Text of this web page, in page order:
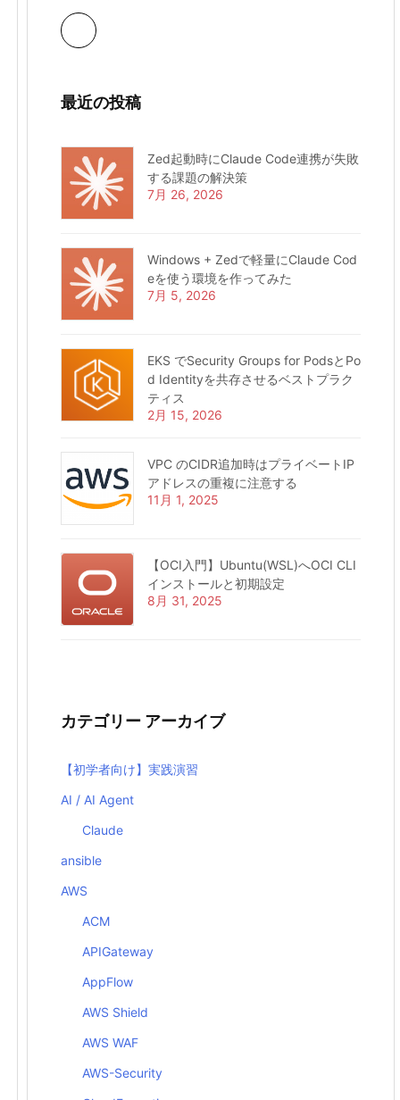
最近の投稿
Zed起動時にClaude Code連携が失敗
する課題の解決策
7月 26, 2026
Windows + Zedで軽量にClaude Cod
eを使う環境を作ってみた
7月 5, 2026
EKS でSecurity Groups for PodsとPo
d Identityを共存させるベストプラク
ティス
2月 15, 2026
VPC のCIDR追加時はプライベートIP
アドレスの重複に注意する
11月 1, 2025
【OCI入門】Ubuntu(WSL)へOCI CLI
インストールと初期設定
8月 31, 2025
カテゴリー アーカイブ
【初学者向け】実践演習
AI / AI Agent
Claude
ansible
AWS
ACM
APIGateway
AppFlow
AWS Shield
AWS WAF
AWS-Security